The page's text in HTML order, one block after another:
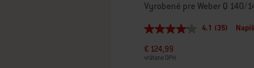
Vyrobené pre Weber Q 140/
4.1
5
hviezdičiek,
4.1 (35)
€ 124,99
vrátane DPH